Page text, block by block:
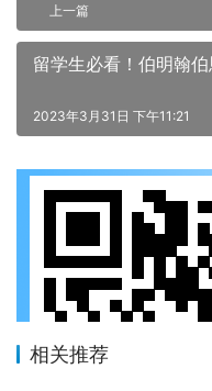
上一篇
留学生必看！伯明翰
2023年3月31日 下午11:21
相关推荐